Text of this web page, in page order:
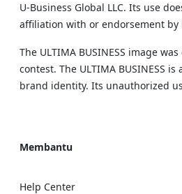
U‑Business Global LLC. Its use
affiliation with or endorsement by
The ULTIMA BUSINESS image
contest. The ULTIMA BUSINESS
brand identity. Its unauthorized
Membantu
Help Center